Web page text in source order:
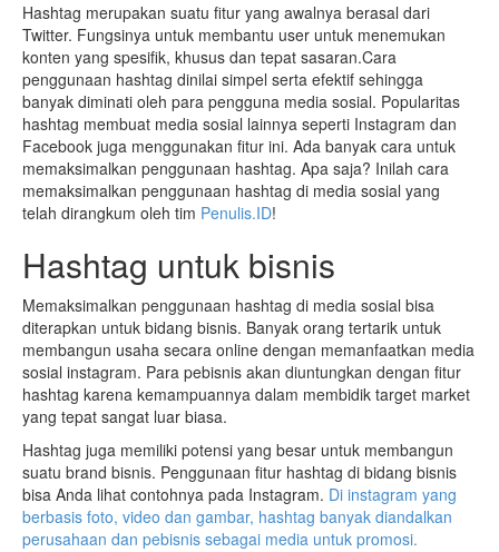
Hashtag merupakan suatu fitur yang awalnya berasal dari
Twitter. Fungsinya untuk membantu user untuk menemukan
konten yang spesifik, khusus dan tepat sasaran.Cara
penggunaan hashtag dinilai simpel serta efektif sehingga
banyak diminati oleh para pengguna media sosial. Popularitas
hashtag membuat media sosial lainnya seperti Instagram dan
Facebook juga menggunakan fitur ini. Ada banyak cara untuk
memaksimalkan penggunaan hashtag. Apa saja? Inilah cara
memaksimalkan penggunaan hashtag di media sosial yang
telah dirangkum oleh tim Penulis.ID!
Hashtag untuk bisnis
Memaksimalkan penggunaan hashtag di media sosial bisa
diterapkan untuk bidang bisnis. Banyak orang tertarik untuk
membangun usaha secara online dengan memanfaatkan media
sosial instagram. Para pebisnis akan diuntungkan dengan fitur
hashtag karena kemampuannya dalam membidik target market
yang tepat sangat luar biasa.
Hashtag juga memiliki potensi yang besar untuk membangun
suatu brand bisnis. Penggunaan fitur hashtag di bidang bisnis
bisa Anda lihat contohnya pada Instagram. Di instagram yang
berbasis foto, video dan gambar, hashtag banyak diandalkan
perusahaan dan pebisnis sebagai media untuk promosi.